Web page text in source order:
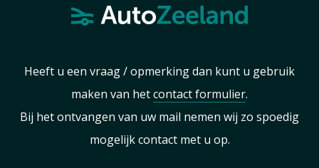
Heeft u een vraag / opmerking dan kunt u gebruik
maken van hetcontact formulier.
Bij het ontvangen van uw mail nemen wij zo spoedig
mogelijk contact met u op.